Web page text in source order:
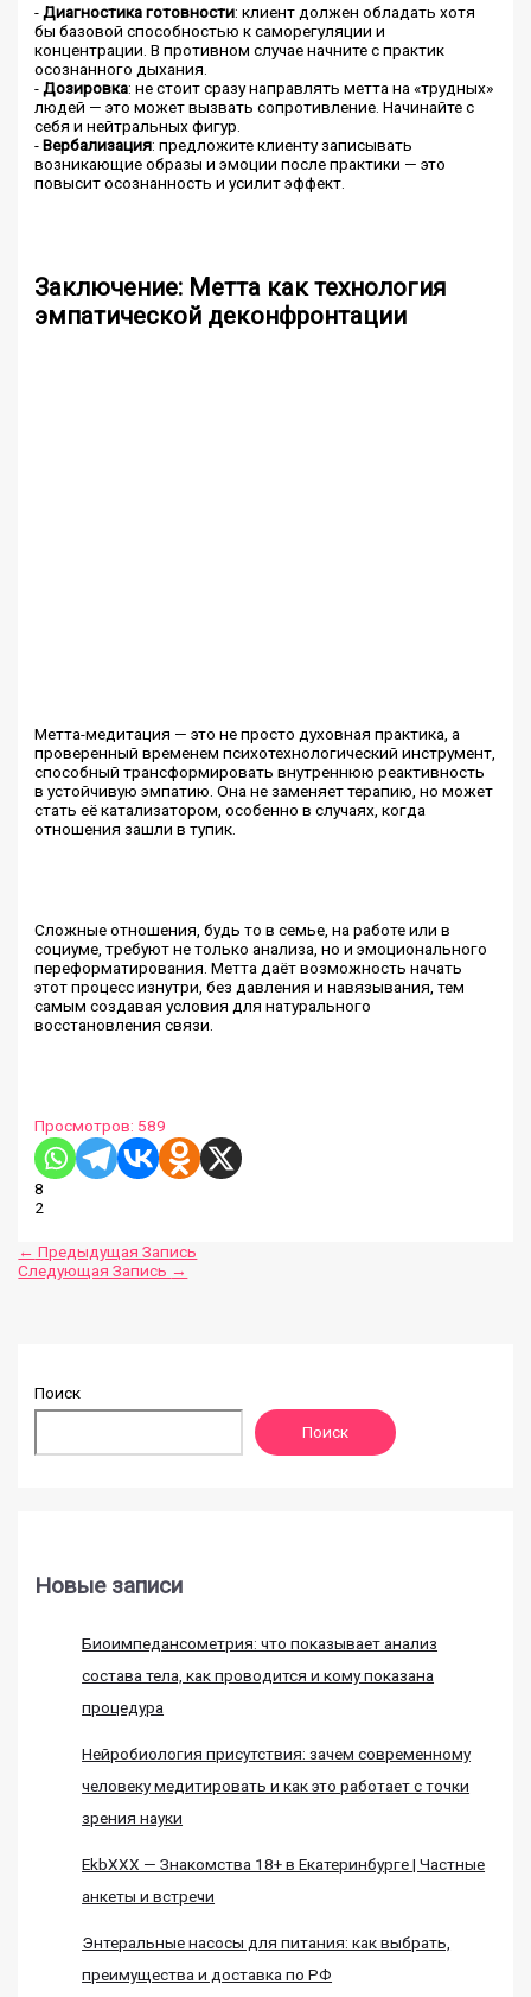
-Диагностика готовности: клиент должен обладать хотя
бы базовой способностью к саморегуляции и
концентрации. В противном случае начните с практик
осознанного дыхания.
-Дозировка: не стоит сразу направлять метта на «трудных»
людей — это может вызвать сопротивление. Начинайте с
себя и нейтральных фигур.
-Вербализация: предложите клиенту записывать
возникающие образы и эмоции после практики — это
повысит осознанность и усилит эффект.
Заключение: Метта как технология
эмпатической деконфронтации
Метта-медитация — это не просто духовная практика, а
проверенный временем психотехнологический инструмент,
способный трансформировать внутреннюю реактивность
в устойчивую эмпатию. Она не заменяет терапию, но может
стать её катализатором, особенно в случаях, когда
отношения зашли в тупик.
Сложные отношения, будь то в семье, на работе или в
социуме, требуют не только анализа, но и эмоционального
переформатирования. Метта даёт возможность начать
этот процесс изнутри, без давления и навязывания, тем
самым создавая условия для натурального
восстановления связи.
Просмотров: 589
8
2
← Предыдущая Запись
Следующая Запись →
Поиск
Поиск
Новые записи
Биоимпедансометрия: что показывает анализ
состава тела, как проводится и кому показана
процедура
Нейробиология присутствия: зачем современному
человеку медитировать и как это работает с точки
зрения науки
EkbXXX — Знакомства 18+ в Екатеринбурге | Частные
анкеты и встречи
Энтеральные насосы для питания: как выбрать,
преимущества и доставка по РФ